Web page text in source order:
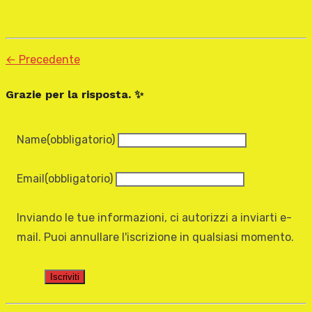
← Precedente
Grazie per la risposta. ✨
Name(obbligatorio)
Email(obbligatorio)
Inviando le tue informazioni, ci autorizzi a inviarti e-
mail. Puoi annullare l'iscrizione in qualsiasi momento.
Iscriviti